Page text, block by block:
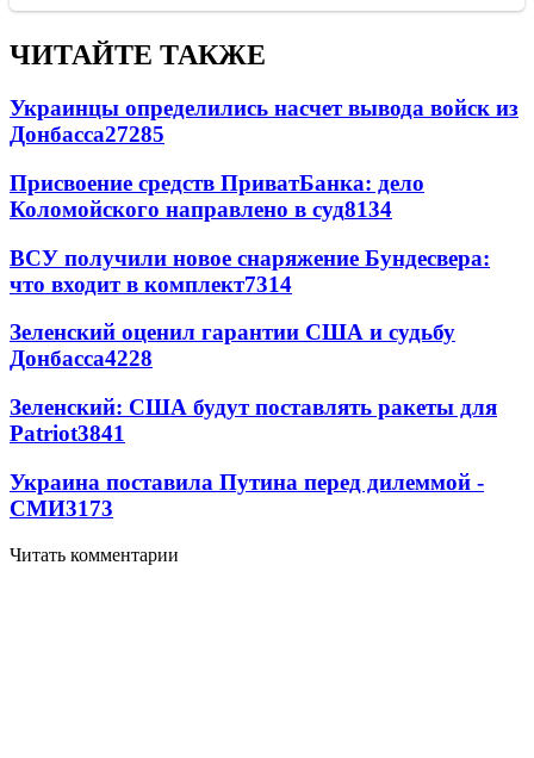
ЧИТАЙТЕ ТАКЖЕ
Украинцы определились насчет вывода войск из
Донбасса27285
Присвоение средств ПриватБанка: дело
Коломойского направлено в суд8134
ВСУ получили новое снаряжение Бундесвера:
что входит в комплект7314
Зеленский оценил гарантии США и судьбу
Донбасса4228
Зеленский: США будут поставлять ракеты для
Patriot3841
Украина поставила Путина перед дилеммой -
СМИ3173
Читать комментарии